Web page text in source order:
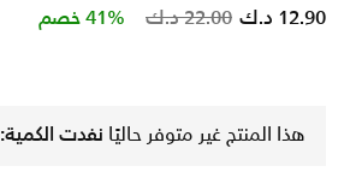
Price reduced from
22.00 د.ك to 12.90 د.ك 41% خصم
هذا المنتج غير متوفر حاليًا نفدت الكمية: